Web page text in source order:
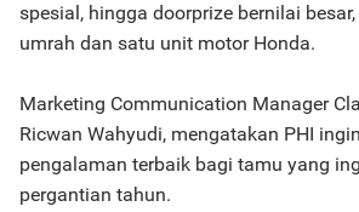
spesial, hingga doorprize bernilai
umrah dan satu unit motor Honda.
Marketing Communication Manager
Ricwan Wahyudi, mengatakan PHI
pengalaman terbaik bagi tamu yang
pergantian tahun.